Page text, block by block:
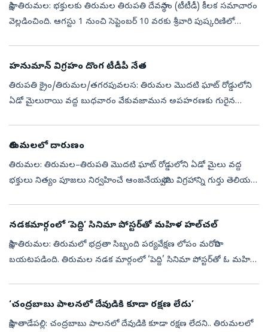
సాక్షి, తిరుమల: భ‌క్తుల‌కు తిరుమ‌ల తిరుప‌తి దేవ‌స్థానం (టీటీడీ) కీల‌క స‌మాచారం
వెల్ల‌డించింది. ఆగస్టు 1 నుంచి సెప్టెంబర్ 10 వరకు శ్రీవారి పుష్కరిణిలో
హనుమాన్ విగ్రహం దొంగ టీడీపీ నేత
తిరుపతి క్రైం/తిరుమల/తగరపువలస: తిరుమల మొదటి ఘాట్‌ రోడ్డులోని
ఏడో మైలురాయి వద్ద బుధవారం వేకువజామున అపహరణకు గురైన
తిరుమలలో దారుణం
తిరుమల: తిరుమల–తిరుపతి మొదటి ఘాట్‌ రోడ్డులో­ని ఏడో మైలు వద్ద
భక్తులు నిత్యం పూజలు నిర్వహించే ఆంజనేయస్వామి విగ్రహాన్ని గుర్తు తెలియని
నడకమార్గంలో ‘పెద్ది’ సినిమా పోస్టర్‌తో మహిళ హల్‌చల్‌
సాక్షి, తిరుమల: తిరుమలో భద్రతా సిబ్బంది పర్యవేక్షణ లోపం మరోసారి
బయటపడింది. తిరుమల నడక మార్గంలో ‘పెద్ది’ సినిమా పోస్టర్‌తో ఓ మహిళ
‘చంద్రబాబు పాలనలో దేవుడికి కూడా రక్షణ లేదు’
సాక్షి, తాడేపల్లి: చంద్రబాబు పాలనలో దేవుడికి కూడా రక్షణ లేదని.. తిరుమలలో